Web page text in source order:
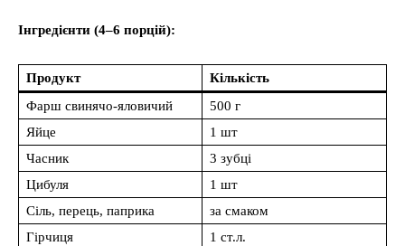
Інгредієнти (4–6 порцій):
Продукт
Кількість
Фарш свинячо-яловичий
500 г
Яйце
1 шт
Часник
3 зубці
Цибуля
1 шт
Сіль, перець, паприка
за смаком
Гірчиця
1 ст.л.